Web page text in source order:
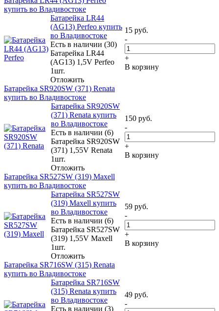
купить во Владивостоке
Батарейка LR44
(AG13) Perfeo купить
во Владивостоке
Есть в наличии (30)
Батарейка LR44
(AG13) 1,5V Perfeo
1шт.
Отложить
15 руб.
-
+
В корзину
Батарейка SR920SW (371) Renata
купить во Владивостоке
Батарейка SR920SW
(371) Renata купить
во Владивостоке
Есть в наличии (6)
Батарейка SR920SW
(371) 1,55V Renata
1шт.
Отложить
150 руб.
-
+
В корзину
Батарейка SR527SW (319) Maxell
купить во Владивостоке
Батарейка SR527SW
(319) Maxell купить
во Владивостоке
Есть в наличии (6)
Батарейка SR527SW
(319) 1,55V Maxell
1шт.
Отложить
59 руб.
-
+
В корзину
Батарейка SR716SW (315) Renata
купить во Владивостоке
Батарейка SR716SW
(315) Renata купить
во Владивостоке
Есть в наличии (3)
49 руб.
-